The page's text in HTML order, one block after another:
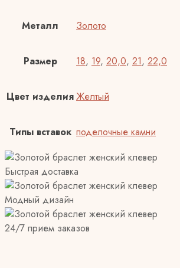
Металл Золото
Размер 18, 19, 20,0, 21, 22,0
Цвет изделияЖелтый
Типы вставок поделочные камни
Быстрая доставка
Модный дизайн
24/7 прием заказов